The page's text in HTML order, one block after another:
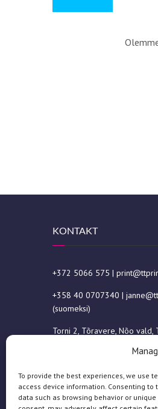
To provide the best experiences, we use
access device information. Consenting
data such as browsing behavior or
KONTAKT
+372 5066 575 |
+358 40 0707340 |
(suomeksi)
Torni 2, Tõravere, Nõo vald,